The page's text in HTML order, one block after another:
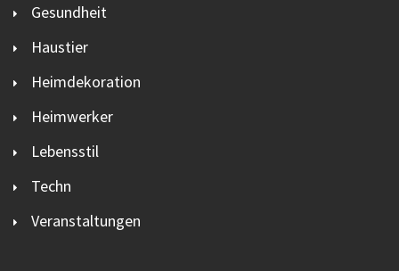
Gesundheit
Haustier
Heimdekoration
Heimwerker
Lebensstil
Techn
Veranstaltungen